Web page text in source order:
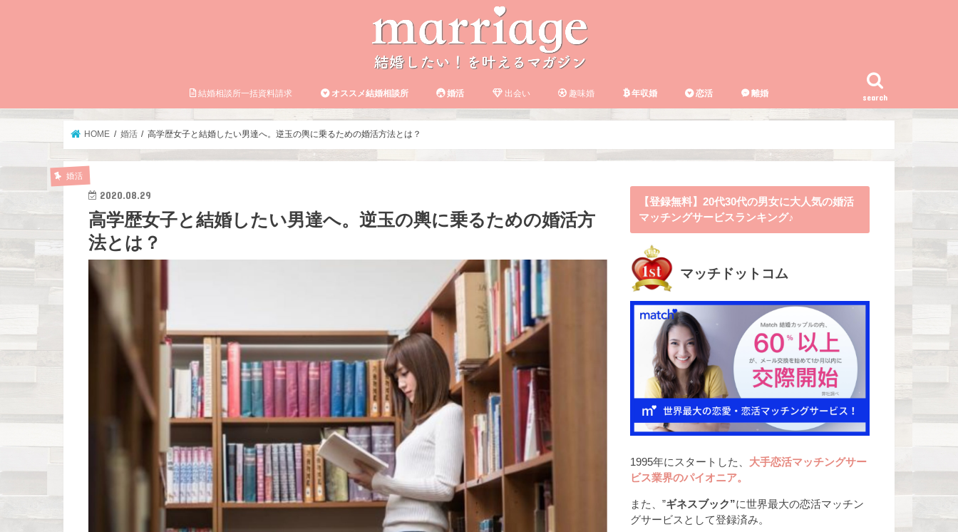
search
結婚相談所一括資料請求 オススメ結婚相談所 婚活 出会い 趣味婚 年収婚 恋活 離婚
HOME 婚活 高学歴女子と結婚したい男達へ。逆玉の輿に乗るための婚活方法とは？
婚活
2020.08.29
高学歴女子と結婚したい男達へ。逆玉の輿に乗るための婚活方
法とは？
【登録無料】20代30代の男女に大人気の婚活
マッチングサービスランキング♪
マッチドットコム
1995年にスタートした、 大手恋活マッチングサー
ビス業界のパイオニア。
また、”ギネスブック”に世界最大の恋活マッチン
グサービスとして登録済み。